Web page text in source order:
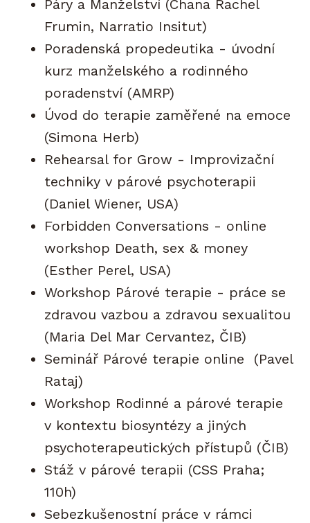
Páry a Manželství (Chana Rachel
Frumin, Narratio Insitut)
Poradenská propedeutika - úvodní
kurz manželského a rodinného
poradenství (AMRP)
Úvod do terapie zaměřené na emoce
(Simona Herb)
Rehearsal for Grow - Improvizační
techniky v párové psychoterapii
(Daniel Wiener, USA)
Forbidden Conversations - online
workshop Death, sex & money
(Esther Perel, USA)
Workshop Párové terapie - práce se
zdravou vazbou a zdravou sexualitou
(Maria Del Mar Cervantez, ČIB)
Seminář Párové terapie online (Pavel
Rataj)
Workshop Rodinné a párové terapie
v kontextu biosyntézy a jiných
psychoterapeutických přístupů (ČIB)
Stáž v párové terapii (CSS Praha;
110h)
Sebezkušenostní práce v rámci